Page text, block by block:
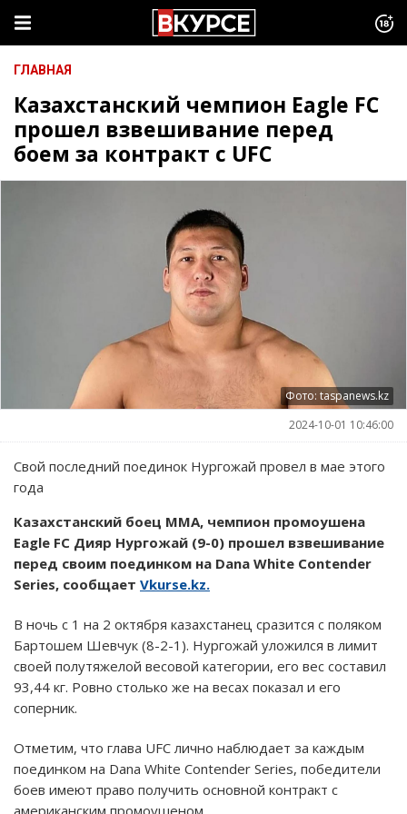
ГЛАВНАЯ
Казахстанский чемпион Eagle FC
прошел взвешивание перед
боем за контракт с UFC
Фото: taspanews.kz
2024-10-01 10:46:00
Свой последний поединок Нургожай провел в мае этого
года
Казахстанский боец ММА, чемпион промоушена
Eagle FC Дияр Нургожай (9-0) прошел взвешивание
перед своим поединком на Dana White Contender
Series, сообщает Vkurse.kz.
В ночь с 1 на 2 октября казахстанец сразится с поляком
Бартошем Шевчук (8-2-1). Нургожай уложился в лимит
своей полутяжелой весовой категории, его вес составил
93,44 кг. Ровно столько же на весах показал и его
соперник.
Отметим, что глава UFC лично наблюдает за каждым
поединком на Dana White Contender Series, победители
боев имеют право получить основной контракт с
американским промоушеном.